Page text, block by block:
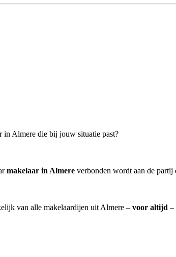
in Almere die bij jouw situatie past?
makelaar in Almere verbonden wordt aan de partij
van alle makelaardijen uit Almere – voor altijd –